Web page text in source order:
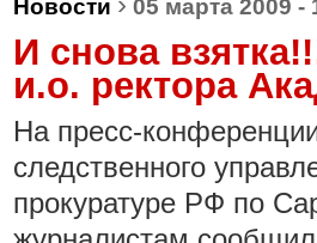
Новости 05 марта 2009 -
И снова
и.о. ректора
На пресс-
следственного
прокуратуре РФ по